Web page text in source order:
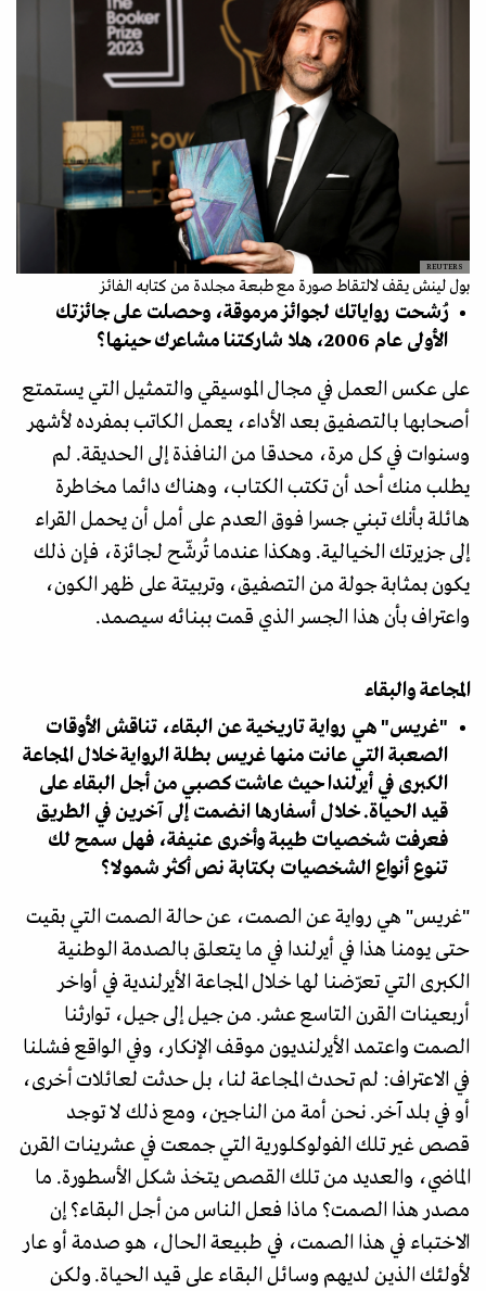
REUTERS
بول لينش يقف لالتقاط صورة مع طبعة مجلدة من كتابه الفائز
رُشحت رواياتك لجوائز مرموقة، وحصلت على جائزتك
الأولى عام 2006، هلا شاركتنا مشاعرك حينها؟
على عكس العمل في مجال الموسيقي والتمثيل التي يستمتع
أصحابها بالتصفيق بعد الأداء، يعمل الكاتب بمفرده لأشهر
وسنوات في كل مرة، محدقا من النافذة إلى الحديقة. لم
يطلب منك أحد أن تكتب الكتاب، وهناك دائما مخاطرة
هائلة بأنك تبني جسرا فوق العدم على أمل أن يحمل القراء
إلى جزيرتك الخيالية. وهكذا عندما تُرشّح لجائزة، فإن ذلك
يكون بمثابة جولة من التصفيق، وتربيتة على ظهر الكون،
واعتراف بأن هذا الجسر الذي قمت ببنائه سيصمد.
المجاعة والبقاء
"غريس" هي رواية تاريخية عن البقاء، تناقش الأوقات
الصعبة التي عانت منها غريس بطلة الرواية خلال المجاعة
الكبرى في أيرلندا حيث عاشت كصبي من أجل البقاء على
قيد الحياة. خلال أسفارها انضمت إلى آخرين في الطريق
فعرفت شخصيات طيبة وأخرى عنيفة، فهل سمح لك
تنوع أنواع الشخصيات بكتابة نص أكثر شمولا؟
"غريس" هي رواية عن الصمت، عن حالة الصمت التي بقيت
حتى يومنا هذا في أيرلندا في ما يتعلق بالصدمة الوطنية
الكبرى التي تعرّضنا لها خلال المجاعة الأيرلندية في أواخر
أربعينات القرن التاسع عشر. من جيل إلى جيل، توارثنا
الصمت واعتمد الأيرلنديون موقف الإنكار، وفي الواقع فشلنا
في الاعتراف: لم تحدث المجاعة لنا، بل حدثت لعائلات أخرى،
أو في بلد آخر. نحن أمة من الناجين، ومع ذلك لا توجد
قصص غير تلك الفولوكلورية التي جمعت في عشرينات القرن
الماضي، والعديد من تلك القصص يتخذ شكل الأسطورة. ما
مصدر هذا الصمت؟ ماذا فعل الناس من أجل البقاء؟ إن
الاختباء في هذا الصمت، في طبيعة الحال، هو صدمة أو عار
لأولئك الذين لديهم وسائل البقاء على قيد الحياة. ولكن